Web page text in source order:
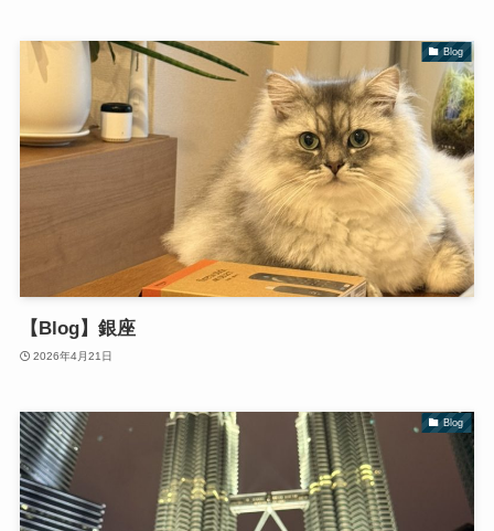
Blog
【Blog】銀座
2026年4月21日
Blog